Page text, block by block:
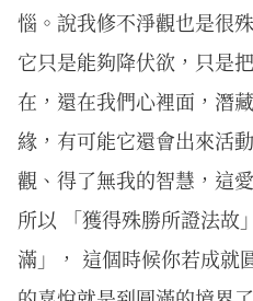
惱。說我修不淨觀也是很
它只是能夠降伏欲，只是
在，還在我們心裡面，潛
緣，有可能它還會出來活
觀、得了無我的智慧，這
所以 「獲得殊勝所證法故
滿」， 這個時候你若成就